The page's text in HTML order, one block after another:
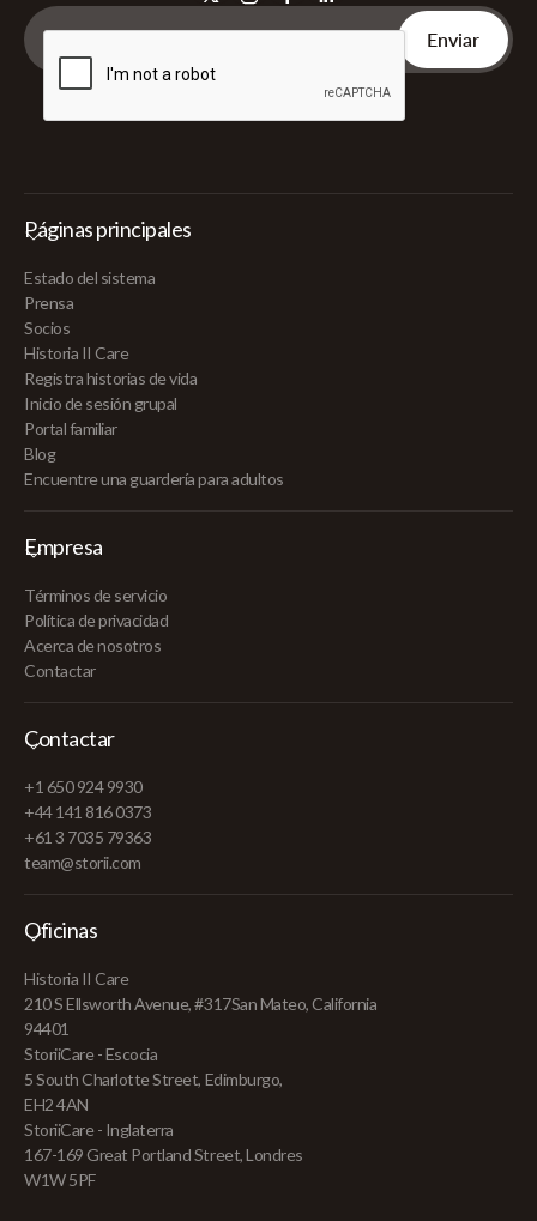
Páginas principales
Estado del sistema
Prensa
Socios
Historia II Care
Registra historias de vida
Inicio de sesión grupal
Portal familiar
Blog
Encuentre una guardería para adultos
Empresa
Términos de servicio
Política de privacidad
Acerca de nosotros
Contactar
Contactar
+1 650 924 9930
+44 141 816 0373
+61 3 7035 79363
team@storii.com
Oficinas
Historia II Care
210 S Ellsworth Avenue, #317San Mateo, California
94401
StoriiCare - Escocia
5 South Charlotte Street, Edimburgo,
EH2 4AN
StoriiCare - Inglaterra
167-169 Great Portland Street, Londres
W1W 5PF